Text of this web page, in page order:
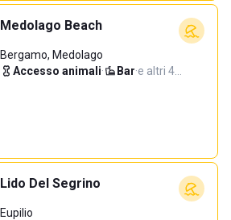
Medolago Beach
Bergamo, Medolago
Accesso animali· Bar·e altri 4…
Lido Del Segrino
Eupilio